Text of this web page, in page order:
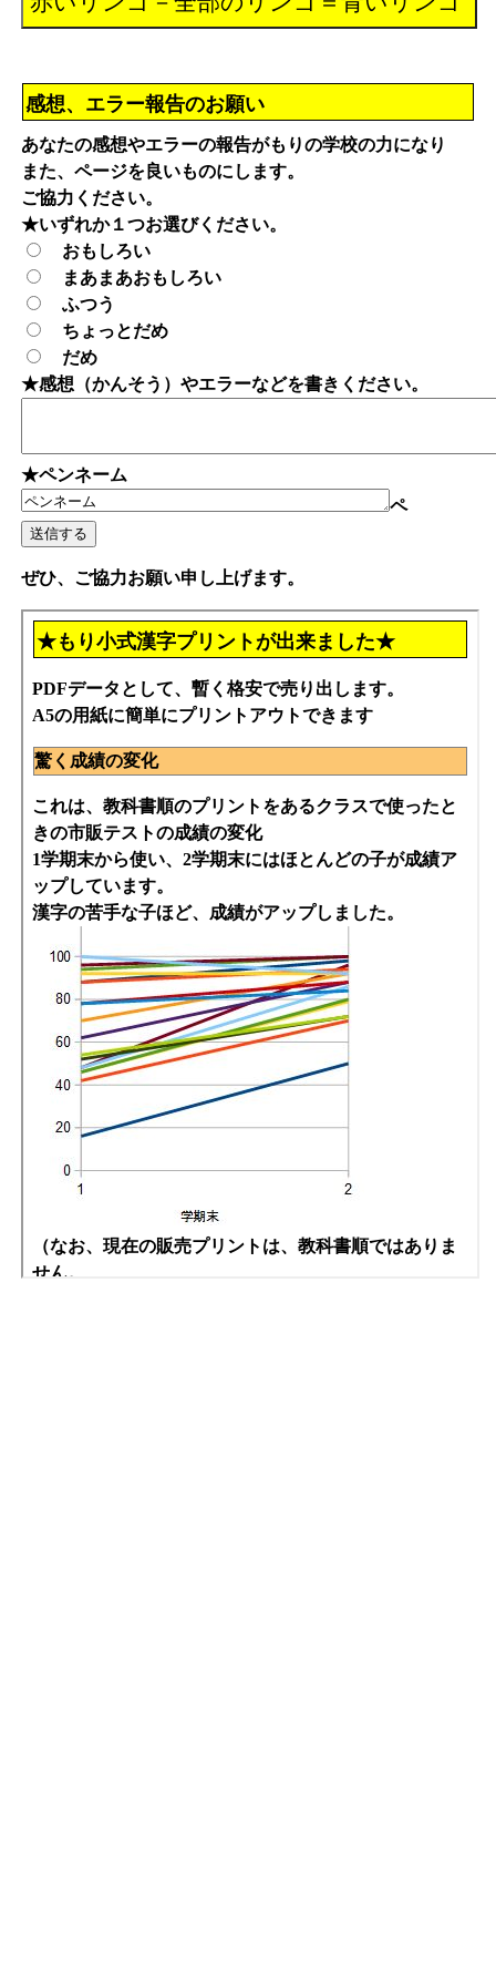
感想、エラー報告のお願い
あなたの感想やエラーの報告がもりの学校の力になり
また、ページを良いものにします。
ご協力ください。
★いずれか１つお選びください。
おもしろい
まあまあおもしろい
ふつう
ちょっとだめ
だめ
★感想（かんそう）やエラーなどを書きください。
★ペンネーム
ペ
ぜひ、ご協力お願い申し上げます。